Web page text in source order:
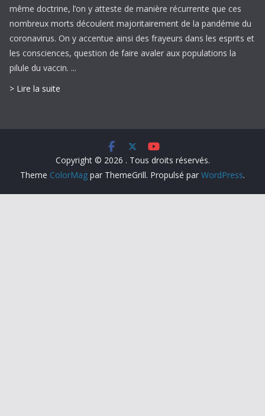
même doctrine, l’on y atteste de manière récurrente que ces
nombreux morts découlent majoritairement de la pandémie du
coronavirus. On y accentue ainsi des frayeurs dans les esprits et
les consciences, question de faire avaler aux populations la
pilule du vaccin. ...
> Lire la suite
Copyright © 2026 . Tous droits réservés.
Theme ColorMag par ThemeGrill. Propulsé par WordPress.